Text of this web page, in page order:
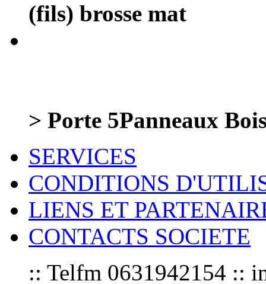
(fils) brosse mat
> Porte 5Panneaux
SERVICES
CONDITIONS
LIENS ET
CONTACTS SOCIETE
:: Telfm 0631942154 ::